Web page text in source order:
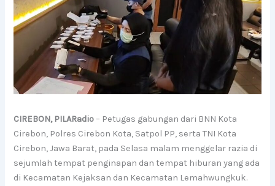
CIREBON, PILARadio– Petugas gabungan dari BNN Kota
Cirebon, Polres Cirebon Kota, Satpol PP, serta TNI Kota
Cirebon, Jawa Barat, pada Selasa malam menggelar razia di
sejumlah tempat penginapan dan tempat hiburan yang ada
di Kecamatan Kejaksan dan Kecamatan Lemahwungkuk.